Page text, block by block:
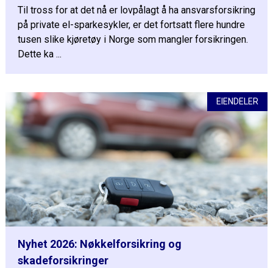
Til tross for at det nå er lovpålagt å ha ansvarsforsikring
på private el-sparkesykler, er det fortsatt flere hundre
tusen slike kjøretøy i Norge som mangler forsikringen.
Dette ka ...
EIENDELER
Nyhet 2026: Nøkkelforsikring og
skadeforsikringer